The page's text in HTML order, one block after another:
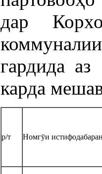
дар
гардида
карда
р/т Номгӯи